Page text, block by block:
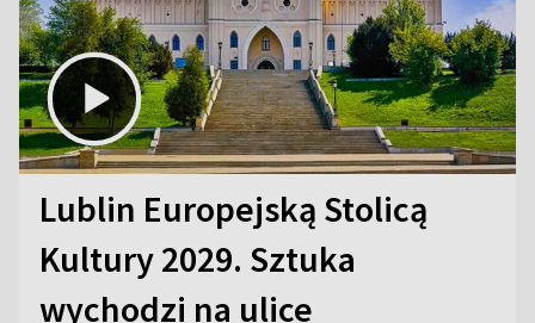
Lublin Europejską Stolicą
Kultury 2029. Sztuka
wychodzi na ulice